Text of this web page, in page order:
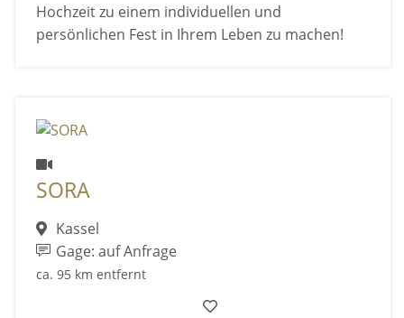
Hochzeit zu einem individuellen und
persönlichen Fest in Ihrem Leben zu machen!
SORA
Kassel
Gage: auf Anfrage
ca. 95 km entfernt